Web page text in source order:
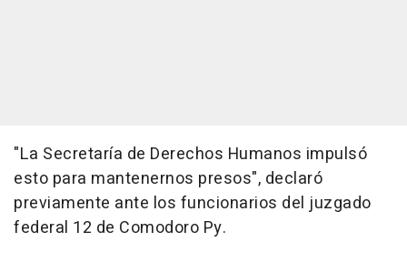
"La Secretaría de Derechos Humanos impulsó
esto para mantenernos presos", declaró
previamente ante los funcionarios del juzgado
federal 12 de Comodoro Py.